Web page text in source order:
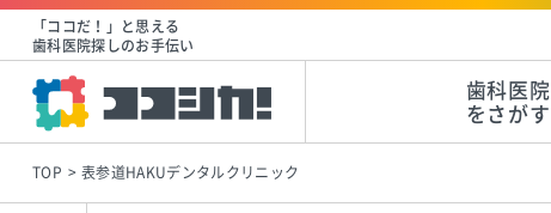
「ココだ！」と思える
歯科医院探しのお手伝い
歯科医院
をさがす
TOP 表参道HAKUデンタルクリニック